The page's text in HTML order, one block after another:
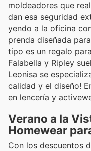
moldeadores que
dan esa seguridad
yendo a la oficina
prenda diseñada
tipo es un regalo
Falabella y Ripley
Leonisa se
calidad y el diseño!
en lencería y
Verano a la
Homewear
Con los descuentos